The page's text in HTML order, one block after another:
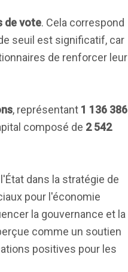
de vote. Cela correspond
seuil est significatif, car
de renforcer leur
, représentant 1 136 386
composé de 2 542
dans la stratégie de
pour l'économie
la gouvernance et la
comme un soutien
positives pour les